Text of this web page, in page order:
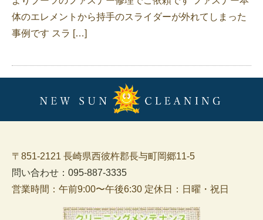
体のエレメントから持手のスライダーが外れてしまった
事例です スラ […]
〒851-2121 長崎県西彼杵郡長与町岡郷11-5
問い合わせ：095-887-3335
営業時間：午前9:00〜午後6:30 定休日：日曜・祝日